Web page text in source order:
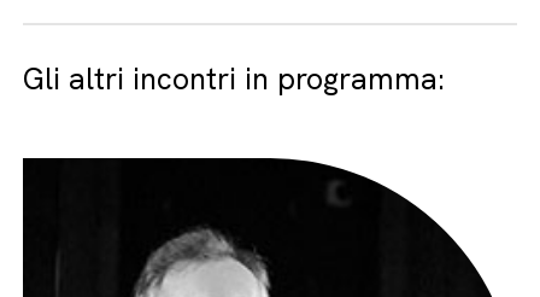
Gli altri incontri in programma: